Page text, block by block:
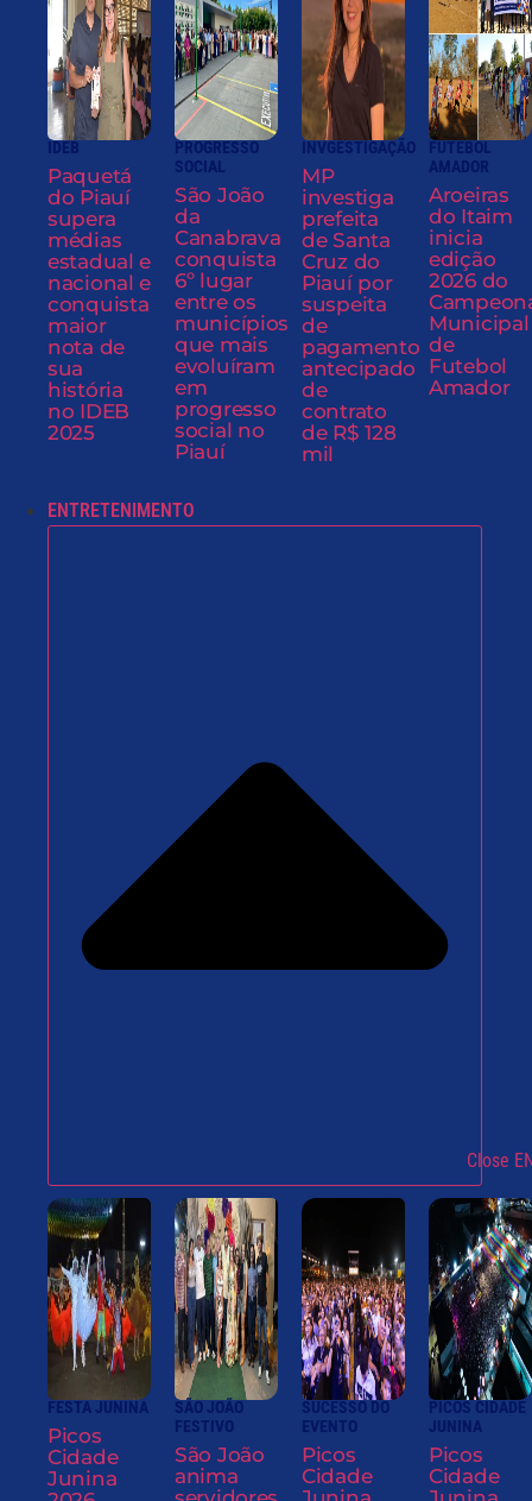
IDEB
Paquetá
do Piauí
supera
médias
estadual e
nacional e
conquista
maior
nota de
sua
história
no IDEB
2025
PROGRESSO
SOCIAL
São João
da
Canabrava
conquista
6º lugar
entre os
municípios
que mais
evoluíram
em
progresso
social no
Piauí
INVGESTIGAÇÃO
MP
investiga
prefeita
de Santa
Cruz do
Piauí por
suspeita
de
pagamento
antecipado
de
contrato
de R$ 128
mil
FUTEBOL
AMADOR
Aroeiras
do Itaim
inicia
edição
2026 do
Municipal
de
Futebol
Amador
ENTRETENIMENTO
Close
FESTA JUNINA
Picos
Cidade
Junina
SÃO JOÃO
FESTIVO
São João
anima
SUCESSO DO
EVENTO
Picos
Cidade
PICOS CIDADE
JUNINA
Picos
Cidade